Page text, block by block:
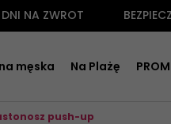
NA ZWROT
męska Na Plażę
push-up